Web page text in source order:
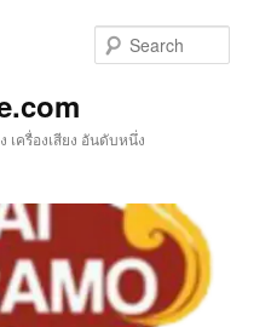
เครื่องเสียง อันดับหนึ่ง